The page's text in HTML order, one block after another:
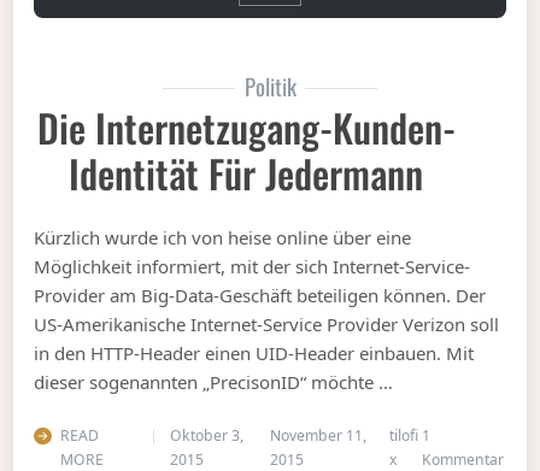
Politik
Die Internetzugang-Kunden-
Identität Für Jedermann
Kürzlich wurde ich von heise online über eine
Möglichkeit informiert, mit der sich Internet-Service-
Provider am Big-Data-Geschäft beteiligen können. Der
US-Amerikanische Internet-Service Provider Verizon soll
in den HTTP-Header einen UID-Header einbauen. Mit
dieser sogenannten „PrecisonID“ möchte …
READ
MORE
Oktober 3,
2015
November 11,
2015
tilofi
x
1
Kommentarzu